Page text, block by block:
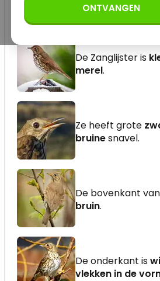
De Zanglijster is
merel.
Ze heeft grote
bruinesnavel.
De bovenkant
bruin.
De onderkant is
vlekken in de
ONTVANGEN